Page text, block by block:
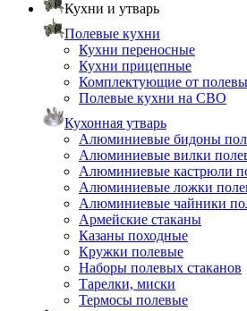
Кухни и утварь
Полевые кухни
Кухни переносные
Кухни прицепные
Комплектующие от
Полевые кухни на СВО
Кухонная утварь
Алюминиевые бидоны
Алюминиевые вилки
Алюминиевые кастрюли
Алюминиевые ложки
Алюминиевые чайники
Армейские стаканы
Казаны походные
Кружки полевые
Наборы полевых стаканов
Тарелки, миски
Термосы полевые